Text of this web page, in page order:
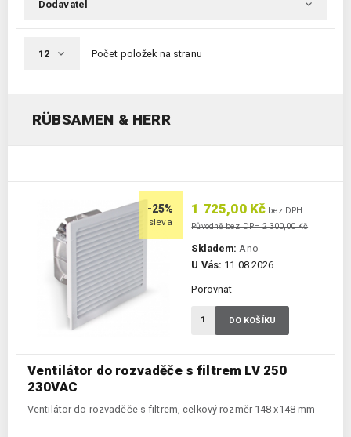
Počet položek na stranu
RÜBSAMEN & HERR
-25%
sleva
Ventilátor do rozvaděče s filtrem LV 250
230VAC
Ventilátor do rozvaděče s filtrem, celkový rozměr 148 x148 mm
1 725,00 Kč bez DPH
Původně bez DPH 2 300,00 Kč
Skladem: Ano
U Vás: 11.08.2026
Porovnat
DO KOŠÍKU